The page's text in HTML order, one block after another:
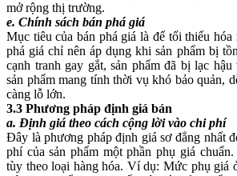
mở rộng thị trường.
e. Chính sách bán phá giá
Mục tiêu của bán phá giá là để tối thiểu
phá giá chỉ nên áp dụng khi sản phẩm bị
cạnh tranh gay gắt, sản phẩm đã bị lạc
sản phẩm mang tính thời vụ khó bảo quản,
càng lỗ lớn.
3.3 Phương pháp định giá bán
a. Định giá theo cách cộng lời vào chi phí
Đây là phương pháp định giá sơ đẳng nhất
phí của sản phẩm một phần phụ giá
tùy theo loại hàng hóa. Ví dụ: Mức phụ giá